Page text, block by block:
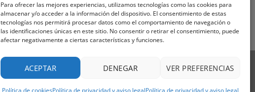
Para ofrecer las mejores experiencias, utilizamos tecnologías como las cookies para
almacenar y/o acceder a la información del dispositivo. El consentimiento de estas
tecnologías nos permitirá procesar datos como el comportamiento de navegación o
las identificaciones únicas en este sitio. No consentir o retirar el consentimiento, puede
afectar negativamente a ciertas características y funciones.
ACEPTAR DENEGAR VER PREFERENCIAS
PayPal Stripe MasterCard
Cash
Delivery